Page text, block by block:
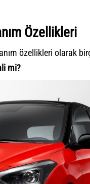
Özellikleri
özellikleri olarak
mi?